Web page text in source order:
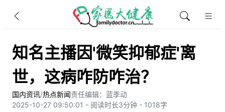
知名主播因'微笑抑郁症'离
世，这病咋防咋治？
国内资讯/热点新闻责任编辑：蓝季动
2025-10-27 09:50:01 - 阅读时长3分钟 - 1018字